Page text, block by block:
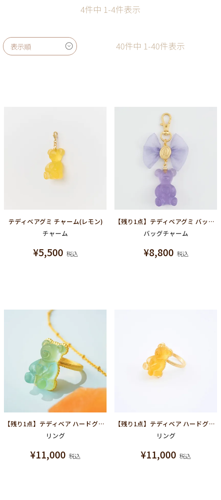
4件中 1-4件表示
表示順 40件中 1-40件表示
テディベアグミ チャーム(レモン)
チャーム
¥5,500 税込
【残り1点】テディベアグミ バッグチャーム(グレープ)
バッグチャーム
¥8,800 税込
【残り1点】テディベア ハードグミ リング（ソーダ）
リング
¥11,000 税込
【残り1点】テディベア ハードグミ リング（レモン）
リング
¥11,000 税込